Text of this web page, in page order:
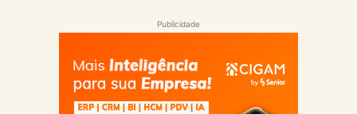
Publicidade